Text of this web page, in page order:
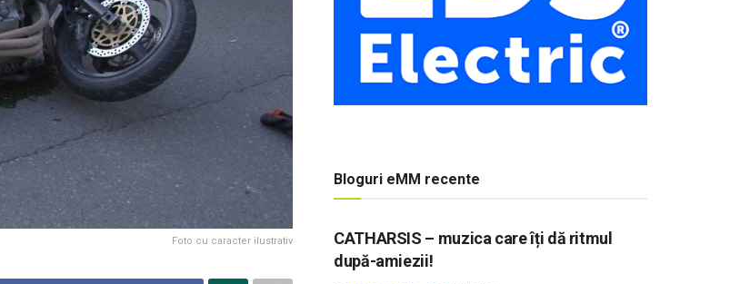
Foto cu caracter ilustrativ
Bloguri eMM recente
CATHARSIS – muzica care îți dă ritmul
după-amiezii!